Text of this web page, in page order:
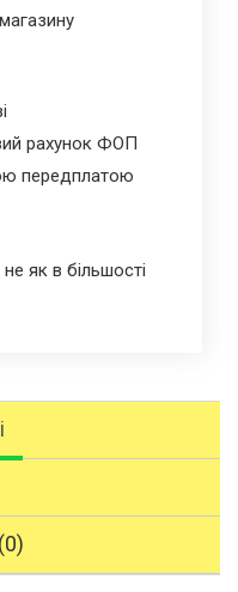
рахунок ФОП
передплатою
як в більшості